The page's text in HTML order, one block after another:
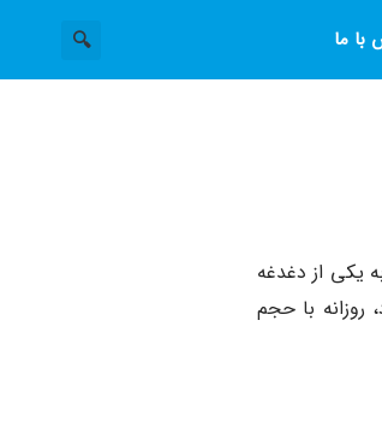
با ما
یکی از دغدغه
با حجم